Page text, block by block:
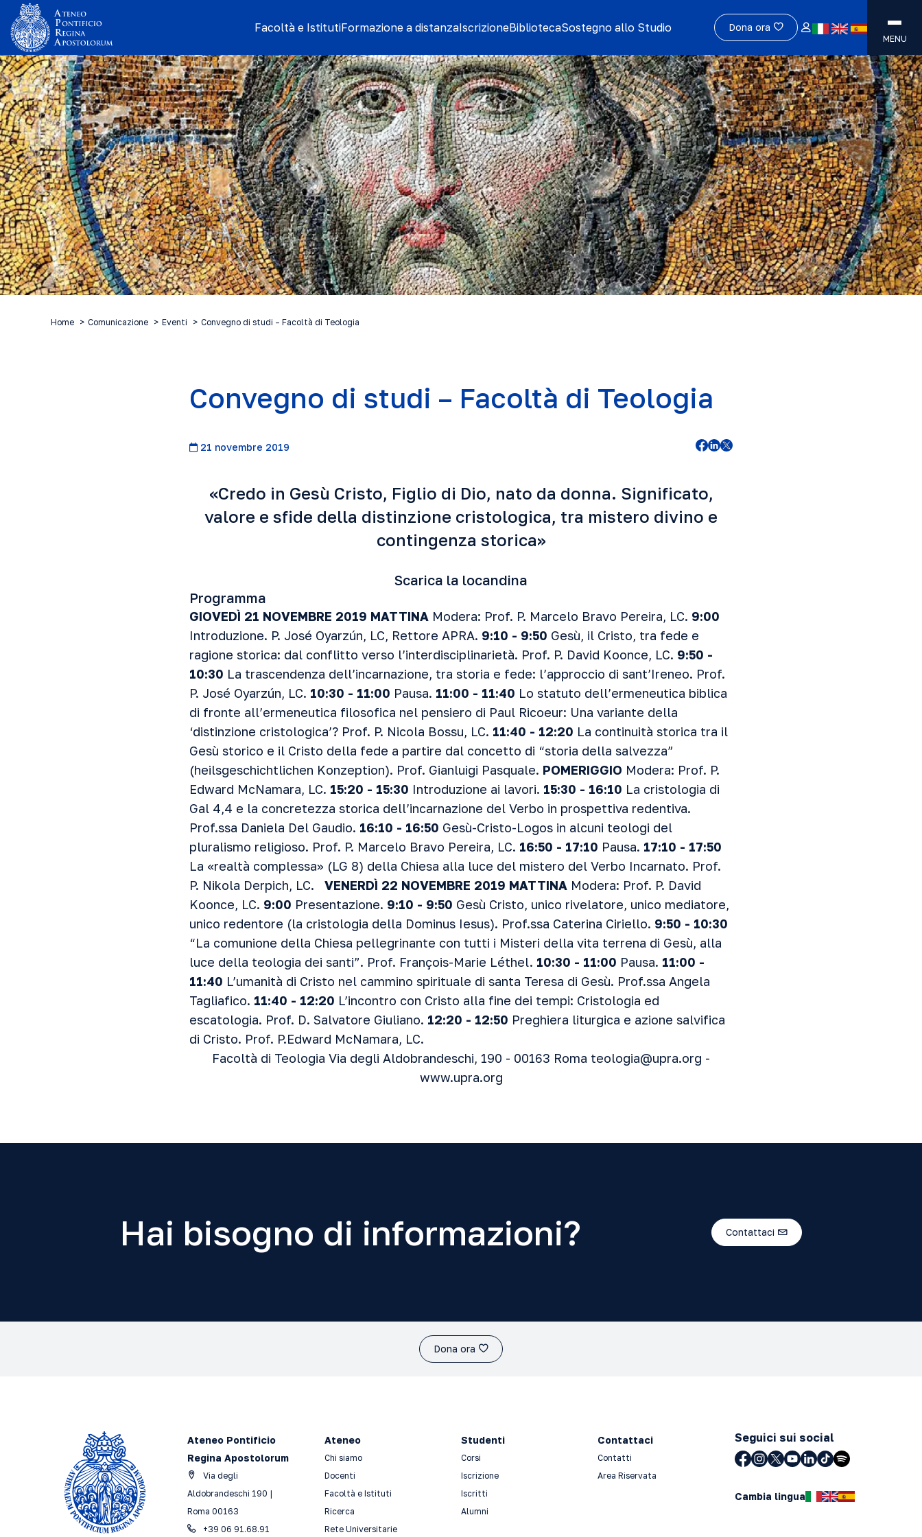
Facoltà e IstitutiFormazione a distanzaIscrizioneBibliotecaSostegno allo Studio Dona ora
MENU
Home Comunicazione Eventi Convegno di studi – Facoltà di Teologia
Convegno di studi – Facoltà di Teologia
21 novembre 2019
«Credo in Gesù Cristo, Figlio di Dio, nato da donna. Significato,
valore e sfide della distinzione cristologica, tra mistero divino e
contingenza storica»
Scarica la locandina
Programma
GIOVEDÌ 21 NOVEMBRE 2019 MATTINA Modera: Prof. P. Marcelo Bravo Pereira, LC. 9:00
Introduzione. P. José Oyarzún, LC, Rettore APRA. 9:10 - 9:50 Gesù, il Cristo, tra fede e
ragione storica: dal conflitto verso l’interdisciplinarietà. Prof. P. David Koonce, LC. 9:50 -
10:30 La trascendenza dell’incarnazione, tra storia e fede: l’approccio di sant’Ireneo. Prof.
P. José Oyarzún, LC. 10:30 - 11:00 Pausa. 11:00 - 11:40 Lo statuto dell’ermeneutica biblica
di fronte all’ermeneutica filosofica nel pensiero di Paul Ricoeur: Una variante della
‘distinzione cristologica’? Prof. P. Nicola Bossu, LC. 11:40 - 12:20 La continuità storica tra il
Gesù storico e il Cristo della fede a partire dal concetto di “storia della salvezza”
(heilsgeschichtlichen Konzeption). Prof. Gianluigi Pasquale. POMERIGGIO Modera: Prof. P.
Edward McNamara, LC. 15:20 - 15:30 Introduzione ai lavori. 15:30 - 16:10 La cristologia di
Gal 4,4 e la concretezza storica dell’incarnazione del Verbo in prospettiva redentiva.
Prof.ssa Daniela Del Gaudio. 16:10 - 16:50 Gesù-Cristo-Logos in alcuni teologi del
pluralismo religioso. Prof. P. Marcelo Bravo Pereira, LC. 16:50 - 17:10 Pausa. 17:10 - 17:50
La «realtà complessa» (LG 8) della Chiesa alla luce del mistero del Verbo Incarnato. Prof.
P. Nikola Derpich, LC. VENERDÌ 22 NOVEMBRE 2019 MATTINA Modera: Prof. P. David
Koonce, LC. 9:00 Presentazione. 9:10 - 9:50 Gesù Cristo, unico rivelatore, unico mediatore,
unico redentore (la cristologia della Dominus Iesus). Prof.ssa Caterina Ciriello. 9:50 - 10:30
“La comunione della Chiesa pellegrinante con tutti i Misteri della vita terrena di Gesù, alla
luce della teologia dei santi”. Prof. François-Marie Léthel. 10:30 - 11:00 Pausa. 11:00 -
11:40 L’umanità di Cristo nel cammino spirituale di santa Teresa di Gesù. Prof.ssa Angela
Tagliafico. 11:40 - 12:20 L’incontro con Cristo alla fine dei tempi: Cristologia ed
escatologia. Prof. D. Salvatore Giuliano. 12:20 - 12:50 Preghiera liturgica e azione salvifica
di Cristo. Prof. P.Edward McNamara, LC.
Facoltà di Teologia Via degli Aldobrandeschi, 190 - 00163 Roma teologia@upra.org -
www.upra.org
Hai bisogno di informazioni? Contattaci
Dona ora
Ateneo Pontificio
Regina Apostolorum
Via degli
Aldobrandeschi 190 |
Roma 00163
+39 06 91.68.91
Ateneo
Chi siamo
Docenti
Facoltà e Istituti
Ricerca
Rete Universitarie
Studenti
Corsi
Iscrizione
Iscritti
Alumni
Contattaci
Contatti
Area Riservata
Seguici sui social
Cambia lingua